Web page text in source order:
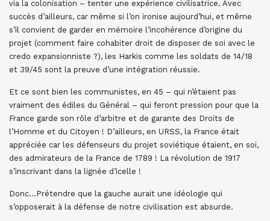
via la colonisation – tenter une expérience civilisatrice. Avec
succès d’ailleurs, car même si l’on ironise aujourd’hui, et même
s’il convient de garder en mémoire l’incohérence d’origine du
projet (comment faire cohabiter droit de disposer de soi avec le
credo expansionniste ?), les Harkis comme les soldats de 14/18
et 39/45 sont la preuve d’une intégration réussie.
Et ce sont bien les communistes, en 45 – qui n’étaient pas
vraiment des édiles du Général – qui feront pression pour que la
France garde son rôle d’arbitre et de garante des Droits de
l’Homme et du Citoyen ! D’ailleurs, en URSS, la France était
appréciée car les défenseurs du projet soviétique étaient, en soi,
des admirateurs de la France de 1789 ! La révolution de 1917
s’inscrivant dans la lignée d’icelle !
Donc…Prétendre que la gauche aurait une idéologie qui
s’opposerait à la défense de notre civilisation est absurde.